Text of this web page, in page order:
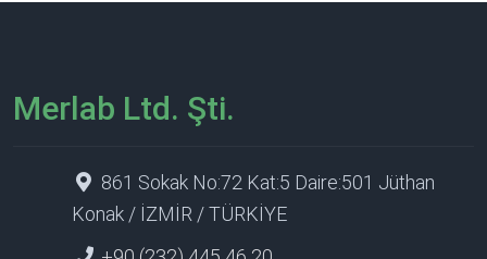
Merlab Ltd. Şti.
861 Sokak No:72 Kat:5 Daire:501 Jüthan
Konak / İZMİR / TÜRKİYE